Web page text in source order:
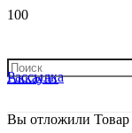
Рассылка
Аккаунт
Вы отложили Товар